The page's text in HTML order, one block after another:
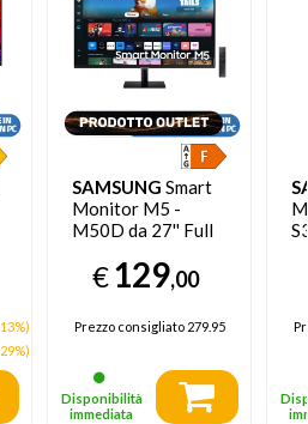
SAMSUNG Smart
Monitor M5 -
M50D da 27'' Full
DEMO prodotto
nuovo con imballo
€129,00
Prezzo consigliato279.95
Disponibilità
immediata